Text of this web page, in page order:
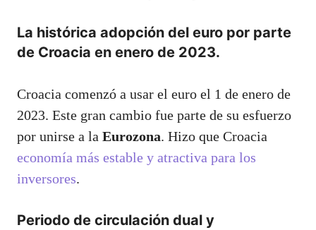
La histórica adopción del euro por parte
de Croacia en enero de 2023.
Croacia comenzó a usar el euro el 1 de enero de
2023. Este gran cambio fue parte de su esfuerzo
por unirse a la Eurozona. Hizo que Croacia
economía más estable y atractiva para los
inversores.
Periodo de circulación dual y